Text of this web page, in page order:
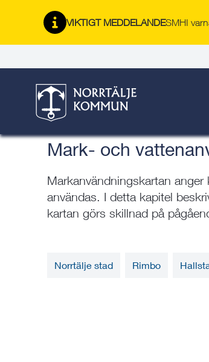
VIKTIGT MEDDELANDESMHI
Översiktsplan
Översiktsplan 2050 / Mark- och
Mark- och
Markanvändningskartan
användas. I detta kapitel
kartan görs skillnad på
Norrtälje stad Rimbo